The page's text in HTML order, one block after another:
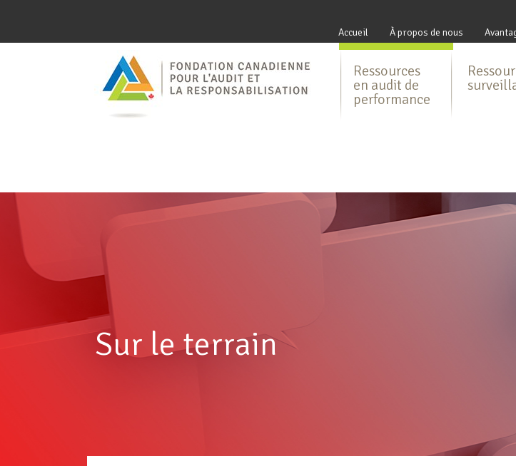
Accueil
À propos de nous
Ressources
en audit de
performance
Sur le terrain